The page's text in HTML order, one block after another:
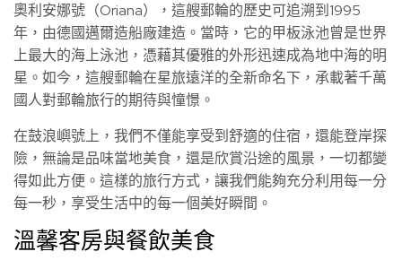
奧利安娜號（Oriana），這艘郵輪的歷史可追溯到1995
年，由德國邁爾造船廠建造。當時，它的甲板泳池曾是世界
上最大的海上泳池，憑藉其優雅的外形迅速成為地中海的明
星。如今，這艘郵輪在星旅遠洋的全新命名下，承載著千萬
國人對郵輪旅行的期待與憧憬。
在鼓浪嶼號上，我們不僅能享受到舒適的住宿，還能登岸探
險，無論是品味當地美食，還是欣賞沿途的風景，一切都變
得如此方便。這樣的旅行方式，讓我們能夠充分利用每一分
每一秒，享受生活中的每一個美好瞬間。
溫馨客房與餐飲美食